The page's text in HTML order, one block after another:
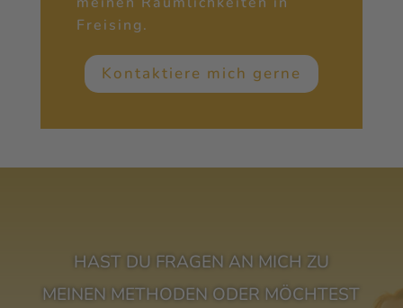
Freising.
Kontaktiere mich gerne
HAST DU FRAGEN AN MICH ZU
MEINEN METHODEN ODER MÖCHTEST